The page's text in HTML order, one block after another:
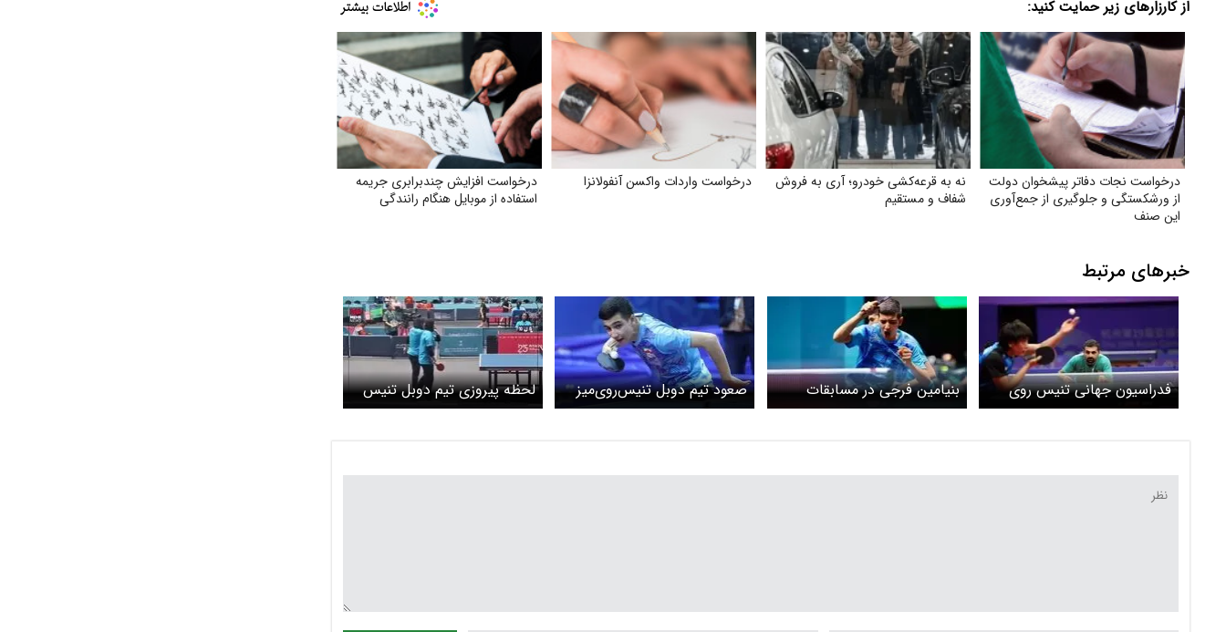
از کارزارهای زیر حمایت کنید:
درخواست نجات دفاتر پیشخوان دولت
از ورشکستگی و جلوگیری از جمع‌آوری
این صنف
نه به قرعه‌کشی خودرو؛ آری به فروش
شفاف و مستقیم
درخواست واردات واکسن آنفولانزا
درخواست افزایش چندبرابری جریمه
استفاده از موبایل هنگام رانندگی
خبرهای مرتبط
فدراسیون جهانی تنیس روی
میز آخرین رنکینگ جهانی را
بنیامین فرجی در مسابقات
تنیش روی میز قهرمان شد
صعود تیم دوبل تنیس‌روی‌میز
مردان ایران به یک‌چهارم‌نهایی
لحظه پیروزی تیم دوبل تنیس
روی میز ایران را ببینید + ویدیو